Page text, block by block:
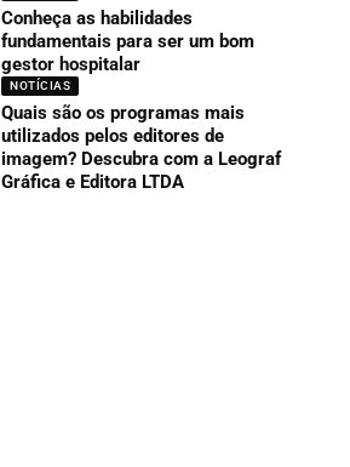
Conheça as habilidades
fundamentais para ser um bom
gestor hospitalar
NOTÍCIAS
Quais são os programas mais
utilizados pelos editores de
imagem? Descubra com a Leograf
Gráfica e Editora LTDA